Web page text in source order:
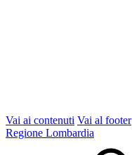
Vai ai contenuti Vai al footer
Regione Lombardia